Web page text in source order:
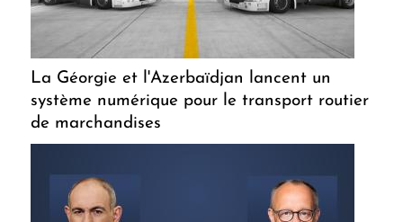
La Géorgie et l'Azerbaïdjan lancent un
système numérique pour le transport routier
de marchandises